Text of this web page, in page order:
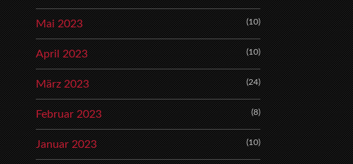
Mai 2023 (10)
April 2023 (10)
März 2023 (24)
Februar 2023 (8)
Januar 2023 (10)